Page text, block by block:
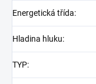
Energetická třída:
Hladina hluku:
TYP: